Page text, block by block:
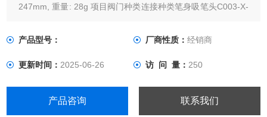
247mm, 重量: 28g 项目阀门种类连接种类笔身吸笔头C003-X-
定购笔身与吸笔头NO+SW: 可控式常开型 按住吸笔上端的按钮
产品型号： 厂商性质： 经销商
更新时间：2025-06-26 访 问 量： 250
产品咨询 联系我们